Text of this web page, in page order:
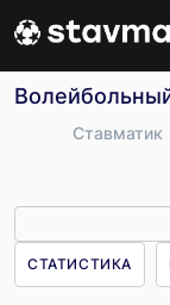
Ставматик
СТАТИСТИКА